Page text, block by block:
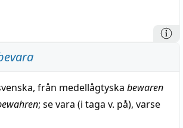
från medellågtyska bewaren
; se vara (i taga v. på), varse